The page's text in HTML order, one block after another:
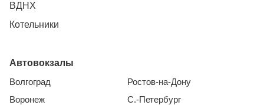
ВДНХ
Котельники
Автовокзалы
Волгоград
Воронеж
Ростов-на-Дону
С.-Петербург